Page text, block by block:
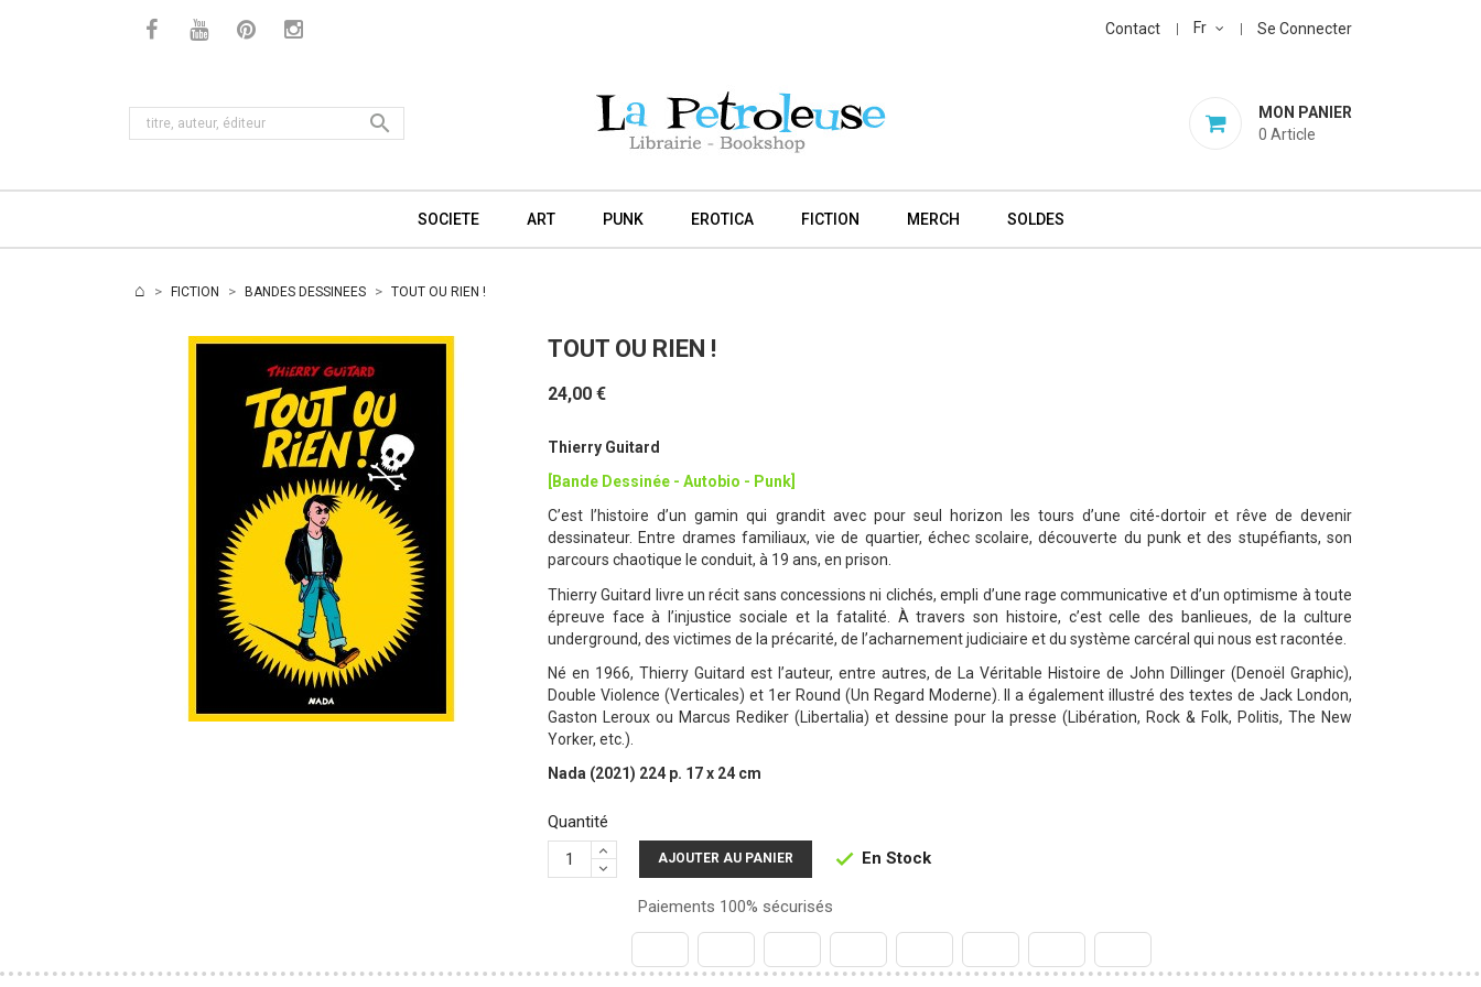
Contact Fr Se Connecter
MON PANIER
0 Article

SOCIETE ART PUNK EROTICA FICTION MERCH SOLDES
FICTION BANDES DESSINEES TOUT OU RIEN !
TOUT OU RIEN !
24,00 €
Thierry Guitard
[Bande Dessinée - Autobio - Punk]
C’est l’histoire d’un gamin qui grandit avec pour seul horizon les tours d’une cité-dortoir et rêve de devenir
dessinateur. Entre drames familiaux, vie de quartier, échec scolaire, découverte du punk et des stupéfiants, son
parcours chaotique le conduit, à 19 ans, en prison.
Thierry Guitard livre un récit sans concessions ni clichés, empli d’une rage communicative et d’un optimisme à toute
épreuve face à l’injustice sociale et la fatalité. À travers son histoire, c’est celle des banlieues, de la culture
underground, des victimes de la précarité, de l’acharnement judiciaire et du système carcéral qui nous est racontée.
Né en 1966, Thierry Guitard est l’auteur, entre autres, de La Véritable Histoire de John Dillinger (Denoël Graphic),
Double Violence (Verticales) et 1er Round (Un Regard Moderne). Il a également illustré des textes de Jack London,
Gaston Leroux ou Marcus Rediker (Libertalia) et dessine pour la presse (Libération, Rock & Folk, Politis, The New
Yorker, etc.).
Nada (2021) 224 p. 17 x 24 cm
Quantité
AJOUTER AU PANIER  En Stock
Paiements 100% sécurisés